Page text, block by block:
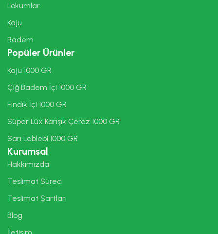
Lokumlar
Kaju
Badem
Popüler Ürünler
Kaju 1000 GR
Çiğ Badem İçi 1000 GR
Fındık İçi 1000 GR
Süper Lüx Karışık Çerez 1000 GR
Sarı Leblebi 1000 GR
Kurumsal
Hakkımızda
Teslimat Süreci
Teslimat Şartları
Blog